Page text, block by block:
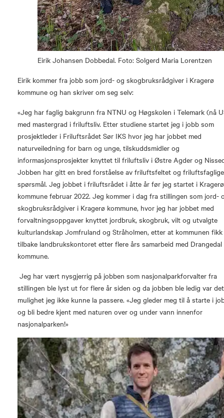
Eirik Johansen Dobbedal. Foto: Solgerd Maria Lorentzen
Eirik kommer fra jobb som jord- og skogbruksrådgiver i Kragerø
kommune og han skriver om seg selv:
«Jeg har faglig bakgrunn fra NTNU og Høgskolen i Telemark (nå
med mastergrad i friluftsliv. Etter studiene startet jeg i jobb som
prosjektleder i Friluftsrådet Sør IKS hvor jeg har jobbet med
naturveiledning for barn og unge, tilskuddsmidler og
informasjonsprosjekter knyttet til friluftsliv i Østre Agder og
Jobben har gitt en bred forståelse av friluftsfeltet og friluftsfaglige
spørsmål. Jeg jobbet i friluftsrådet i åtte år før jeg startet i Kragerø
kommune februar 2022. Jeg kommer i dag fra stillingen som jord-
skogbruksrådgiver i Kragerø kommune, hvor jeg har jobbet med
forvaltningsoppgaver knyttet jordbruk, skogbruk, vilt og utvalgte
kulturlandskap Jomfruland og Stråholmen, etter at kommunen fikk
tilbake landbrukskontoret etter flere års samarbeid med Drangedal
kommune.
Jeg har vært nysgjerrig på jobben som nasjonalparkforvalter fra
stillingen ble lyst ut for flere år siden og da jobben ble ledig var
mulighet jeg ikke kunne la passere. «Jeg gleder meg til å starte i
og bli bedre kjent med naturen over og under vann innenfor
nasjonalparken!»